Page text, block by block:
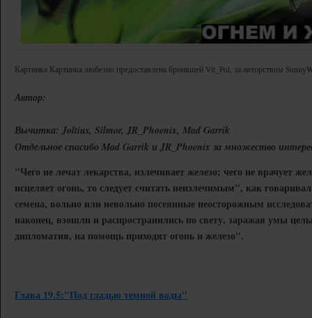
Картинка Картинка любезно предоставлена броняшей Vit_Pol, за авторством
Автор:
Вычитка: Joltius, Silmor, JR_Phoenix, Mad Garrik
Отдельное спасибо Mad Garrik и JR_Phoenix за множество
"Чего не лечат лекарства, излечивает железо; чего не врачует
исцеляет огонь, то следует считать неизлечимым", как
семена, вольно или невольно посеянные неосторожным
наконец, взошли и распространились по свету, заражая умы
дипломатия, на помощь приходят огонь и железо".
Глава 19.5:"Под гладью темной воды"